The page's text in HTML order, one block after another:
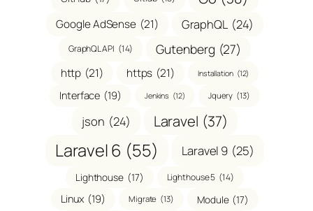
Google AdSense (21) GraphQL (24)
GraphQL API (14) Gutenberg (27)
http (21) https (21) Installation (12)
Interface (19) Jenkins (12) Jquery (13)
json (24) Laravel (37)
Laravel 6 (55) Laravel 9 (25)
Lighthouse (17) Lighthouse 5 (14)
Linux (19) Migrate (13) Module (17)